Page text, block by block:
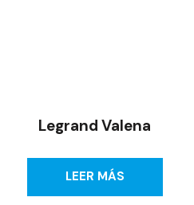
Legrand Valena
LEER MÁS